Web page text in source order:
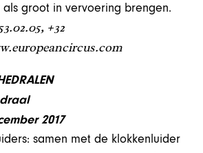
als groot in vervoering brengen.
+32
2017
samen met de klokkenluider